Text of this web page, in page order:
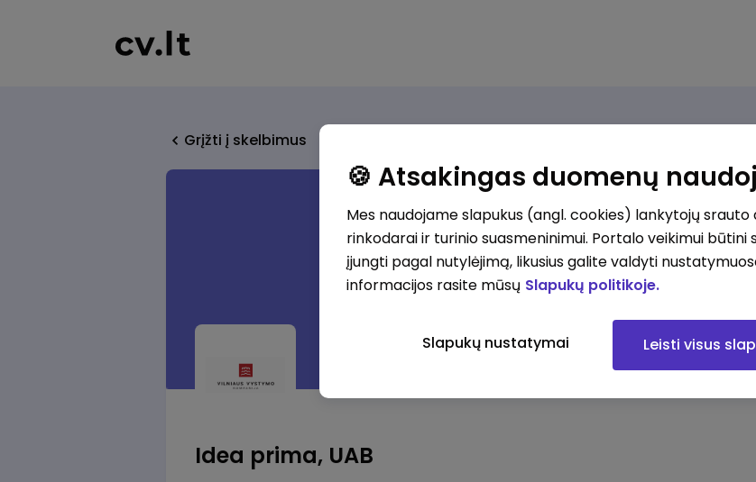
Grįžti į skelbimus
Idea prima, UAB
🍪 Atsakingas duomenų
Mes naudojame slapukus (angl. cookies) lankytojų srauto
rinkodarai ir turinio suasmeninimui. Portalo veikimui būtini
įjungti pagal nutylėjimą, likusius galite valdyti
informacijos rasite mūsų Slapukų politikoje.
Slapukų nustatymai Leisti visus